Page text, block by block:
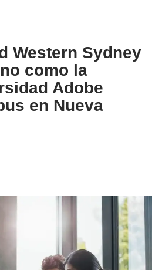
Western Sydney
como la
Adobe
en Nueva